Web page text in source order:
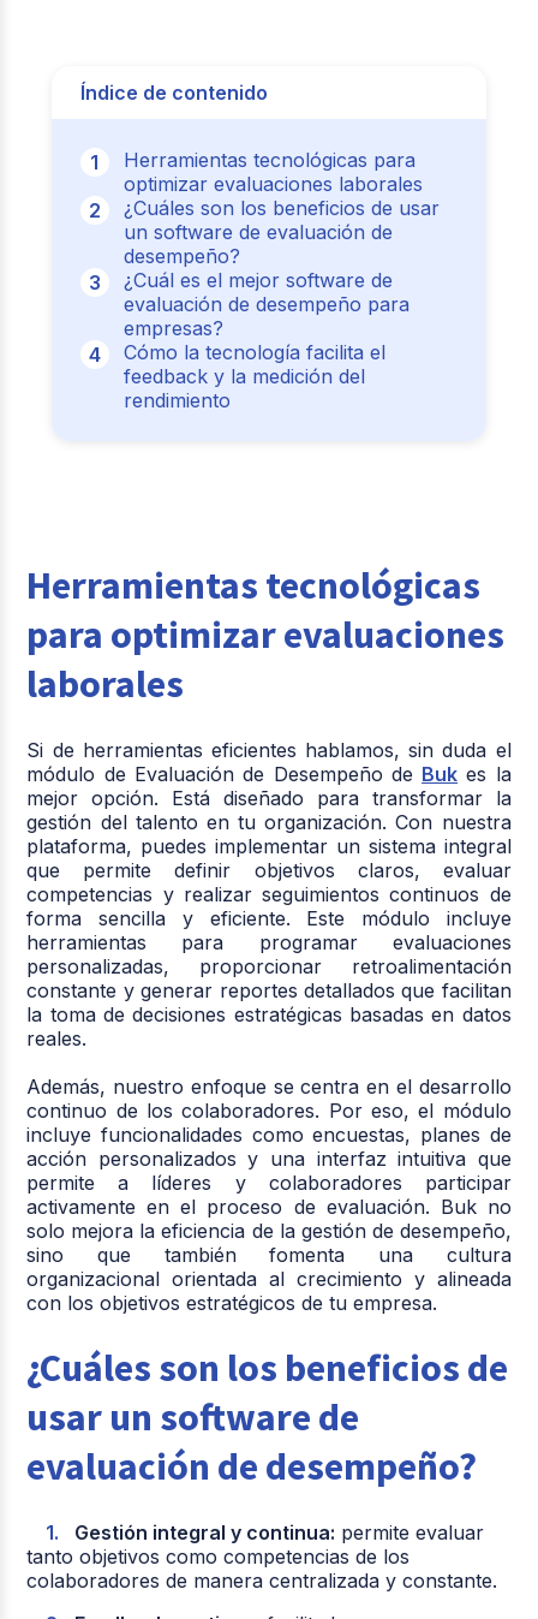
Índice de contenido
Herramientas tecnológicas para
optimizar evaluaciones laborales
¿Cuáles son los beneficios de usar
un software de evaluación de
desempeño?
¿Cuál es el mejor software de
evaluación de desempeño para
empresas?
Cómo la tecnología facilita el
feedback y la medición del
rendimiento
Herramientas tecnológicas
para optimizar evaluaciones
laborales
Si de herramientas eficientes hablamos, sin duda el
módulo de Evaluación de Desempeño de Buk es la
mejor opción. Está diseñado para transformar la
gestión del talento en tu organización. Con nuestra
plataforma, puedes implementar un sistema integral
que permite definir objetivos claros, evaluar
competencias y realizar seguimientos continuos de
forma sencilla y eficiente. Este módulo incluye
herramientas para programar evaluaciones
personalizadas, proporcionar retroalimentación
constante y generar reportes detallados que facilitan
la toma de decisiones estratégicas basadas en datos
reales.
Además, nuestro enfoque se centra en el desarrollo
continuo de los colaboradores. Por eso, el módulo
incluye funcionalidades como encuestas, planes de
acción personalizados y una interfaz intuitiva que
permite a líderes y colaboradores participar
activamente en el proceso de evaluación. Buk no
solo mejora la eficiencia de la gestión de desempeño,
sino que también fomenta una cultura
organizacional orientada al crecimiento y alineada
con los objetivos estratégicos de tu empresa.
¿Cuáles son los beneficios de
usar un software de
evaluación de desempeño?
Gestión integral y continua: permite evaluar
tanto objetivos como competencias de los
colaboradores de manera centralizada y constante.